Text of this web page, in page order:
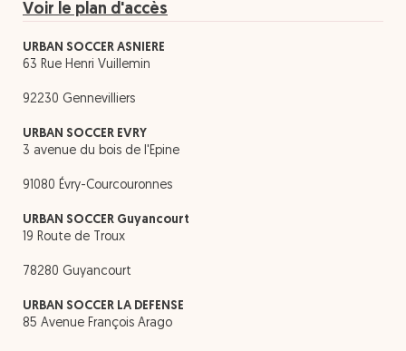
Voir le plan d'accès
URBAN SOCCER ASNIERE
63 Rue Henri Vuillemin
92230 Gennevilliers
URBAN SOCCER EVRY
3 avenue du bois de l'Epine
91080 Évry-Courcouronnes
URBAN SOCCER Guyancourt
19 Route de Troux
78280 Guyancourt
URBAN SOCCER LA DEFENSE
85 Avenue François Arago